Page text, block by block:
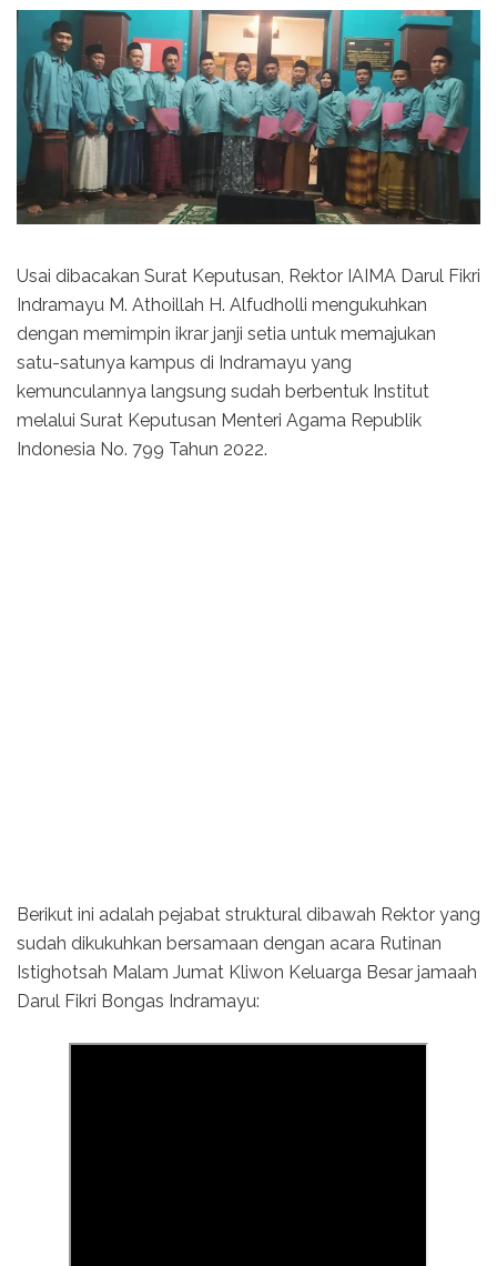
Usai dibacakan Surat Keputusan, Rektor IAIMA Darul Fikri
Indramayu M. Athoillah H. Alfudholli mengukuhkan
dengan memimpin ikrar janji setia untuk memajukan
satu-satunya kampus di Indramayu yang
kemunculannya langsung sudah berbentuk Institut
melalui Surat Keputusan Menteri Agama Republik
Indonesia No. 799 Tahun 2022.
Berikut ini adalah pejabat struktural dibawah Rektor yang
sudah dikukuhkan bersamaan dengan acara Rutinan
Istighotsah Malam Jumat Kliwon Keluarga Besar jamaah
Darul Fikri Bongas Indramayu: